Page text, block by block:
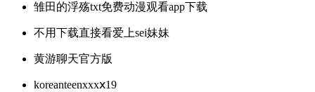
雏田的浮殇txt免费动漫观看app下载
不用下载直接看爱上sei妹妹
黄游聊天官方版
koreanteenxxxⅹ19